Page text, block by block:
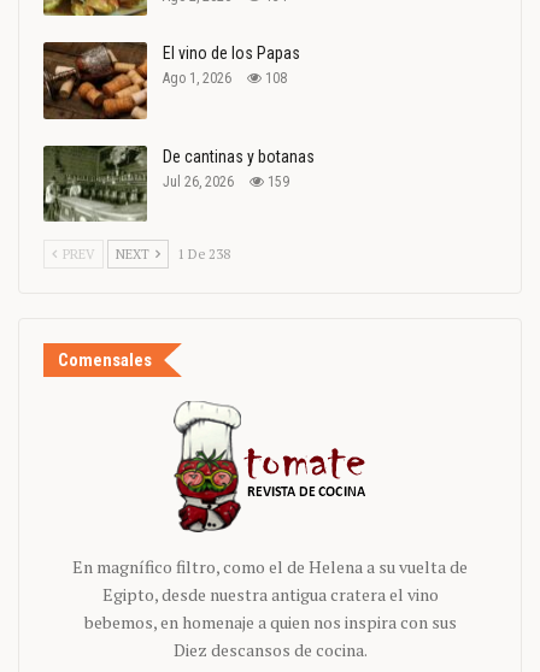
El vino de los Papas
Ago 1, 2026 108
De cantinas y botanas
Jul 26, 2026 159
PREV NEXT 1 De 238
Comensales
En magnífico filtro, como el de Helena a su vuelta de
Egipto, desde nuestra antigua cratera el vino
bebemos, en homenaje a quien nos inspira con sus
Diez descansos de cocina.